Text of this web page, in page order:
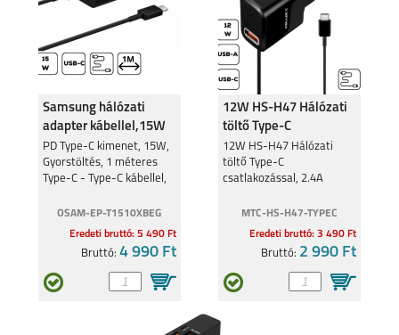
Samsung hálózati
adapter kábellel,15W
Fekete
PD Type-C kimenet, 15W,
Gyorstöltés, 1 méteres
Type-C - Type-C kábellel,
OSAM-EP-T1510XBEG
Eredeti bruttó: 5 490 Ft
Bruttó: 4 990 Ft
12W HS-H47 Hálózati
töltő Type-C
csatlakozó,2.4A
12W HS-H47 Hálózati
töltő Type-C
csatlakozással, 2.4A
MTC-HS-H47-TYPEC
Eredeti bruttó: 3 490 Ft
Bruttó: 2 990 Ft